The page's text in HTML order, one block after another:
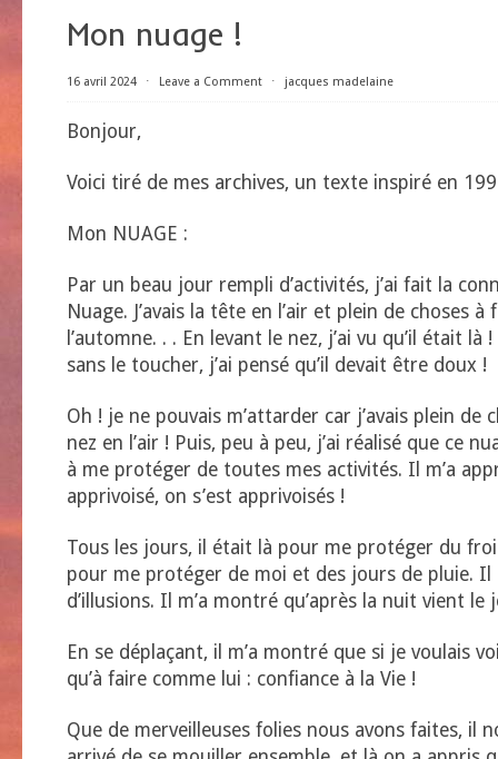
Mon nuage !
16 avril 2024 ⋅ Leave a Comment ⋅ jacques madelaine
Bonjour,
Voici tiré de mes archives, un texte inspiré en
Mon NUAGE :
Par un beau jour rempli d’activités, j’ai fait la
Nuage. J’avais la tête en l’air et plein de choses à
l’automne. . . En levant le nez, j’ai vu qu’il était là
sans le toucher, j’ai pensé qu’il devait être doux !
Oh ! je ne pouvais m’attarder car j’avais plein de
nez en l’air ! Puis, peu à peu, j’ai réalisé que ce
à me protéger de toutes mes activités. Il m’a
apprivoisé, on s’est apprivoisés !
Tous les jours, il était là pour me protéger du
pour me protéger de moi et des jours de pluie. Il
d’illusions. Il m’a montré qu’après la nuit vient le
En se déplaçant, il m’a montré que si je voulais
qu’à faire comme lui : confiance à la Vie !
Que de merveilleuses folies nous avons faites, il